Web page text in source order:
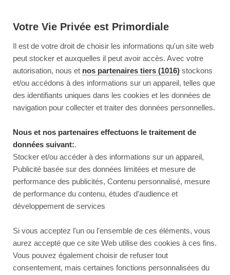
Votre Vie Privée est Primordiale
Il est de votre droit de choisir les informations qu'un site web
peut stocker et auxquelles il peut avoir accès. Avec votre
autorisation, nous et nos partenaires tiers (1016) stockons
et/ou accédons à des informations sur un appareil, telles que
des identifiants uniques dans les cookies et les données de
navigation pour collecter et traiter des données personnelles.
Nous et nos partenaires effectuons le traitement de
données suivant:.
Stocker et/ou accéder à des informations sur un appareil,
Publicité basée sur des données limitées et mesure de
performance des publicités, Contenu personnalisé, mesure
de performance du contenu, études d’audience et
développement de services
Si vous acceptez l'un ou l'ensemble de ces éléments, vous
aurez accepté que ce site Web utilise des cookies à ces fins.
Vous pouvez également choisir de refuser tout
consentement, mais certaines fonctions personnalisées du
Reload to try again, or go back.
Reload Back